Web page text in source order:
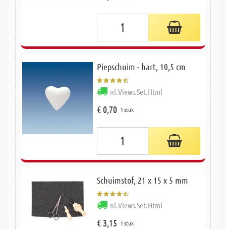
Piepschuim - hart, 10,5 cm
nl.Views.Set.Html
€ 0,70 1 stuk
Schuimstof, 21 x 15 x 5 mm
nl.Views.Set.Html
€ 3,15 1 stuk